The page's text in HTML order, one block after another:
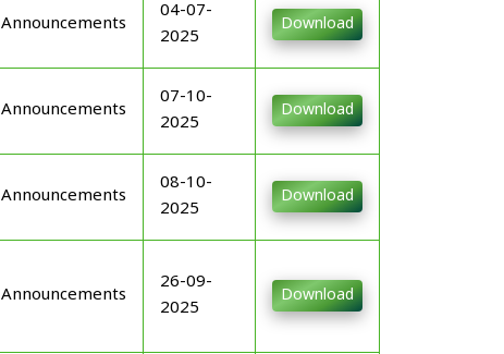
Announcements
04-07-
2025
Download
Announcements
07-10-
2025
Download
Announcements
08-10-
2025
Download
Announcements
26-09-
2025
Download